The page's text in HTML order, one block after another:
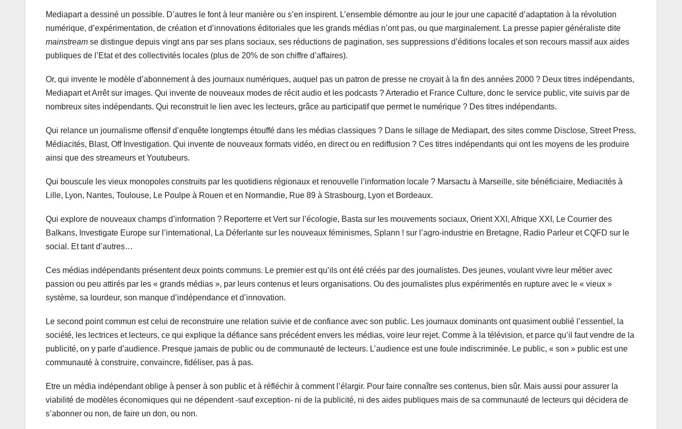
Mediapart a dessiné un possible. D’autres le font à leur manière ou s’en inspirent. L’ensemble démontre au jour le jour une capacité d’adaptation à la révolution
numérique, d’expérimentation, de création et d’innovations éditoriales que les grands médias n’ont pas, ou que marginalement. La presse papier généraliste dite
mainstream se distingue depuis vingt ans par ses plans sociaux, ses réductions de pagination, ses suppressions d’éditions locales et son recours massif aux aides
publiques de l’Etat et des collectivités locales (plus de 20% de son chiffre d’affaires).
Or, qui invente le modèle d’abonnement à des journaux numériques, auquel pas un patron de presse ne croyait à la fin des années 2000 ? Deux titres indépendants,
Mediapart et Arrêt sur images. Qui invente de nouveaux modes de récit audio et les podcasts ? Arteradio et France Culture, donc le service public, vite suivis par de
nombreux sites indépendants. Qui reconstruit le lien avec les lecteurs, grâce au participatif que permet le numérique ? Des titres indépendants.
Qui relance un journalisme offensif d’enquête longtemps étouffé dans les médias classiques ? Dans le sillage de Mediapart, des sites comme Disclose, Street Press,
Médiacités, Blast, Off Investigation. Qui invente de nouveaux formats vidéo, en direct ou en rediffusion ? Ces titres indépendants qui ont les moyens de les produire
ainsi que des streameurs et Youtubeurs.
Qui bouscule les vieux monopoles construits par les quotidiens régionaux et renouvelle l’information locale ? Marsactu à Marseille, site bénéficiaire, Mediacités à
Lille, Lyon, Nantes, Toulouse, Le Poulpe à Rouen et en Normandie, Rue 89 à Strasbourg, Lyon et Bordeaux.
Qui explore de nouveaux champs d’information ? Reporterre et Vert sur l’écologie, Basta sur les mouvements sociaux, Orient XXI, Afrique XXI, Le Courrier des
Balkans, Investigate Europe sur l’international, La Déferlante sur les nouveaux féminismes, Splann ! sur l’agro-industrie en Bretagne, Radio Parleur et CQFD sur le
social. Et tant d’autres…
Ces médias indépendants présentent deux points communs. Le premier est qu’ils ont été créés par des journalistes. Des jeunes, voulant vivre leur métier avec
passion ou peu attirés par les « grands médias », par leurs contenus et leurs organisations. Ou des journalistes plus expérimentés en rupture avec le « vieux »
système, sa lourdeur, son manque d’indépendance et d’innovation.
Le second point commun est celui de reconstruire une relation suivie et de confiance avec son public. Les journaux dominants ont quasiment oublié l’essentiel, la
société, les lectrices et lecteurs, ce qui explique la défiance sans précédent envers les médias, voire leur rejet. Comme à la télévision, et parce qu’il faut vendre de la
publicité, on y parle d’audience. Presque jamais de public ou de communauté de lecteurs. L’audience est une foule indiscriminée. Le public, « son » public est une
communauté à construire, convaincre, fidéliser, pas à pas.
Etre un média indépendant oblige à penser à son public et à réfléchir à comment l’élargir. Pour faire connaître ses contenus, bien sûr. Mais aussi pour assurer la
viabilité de modèles économiques qui ne dépendent -sauf exception- ni de la publicité, ni des aides publiques mais de sa communauté de lecteurs qui décidera de
s’abonner ou non, de faire un don, ou non.